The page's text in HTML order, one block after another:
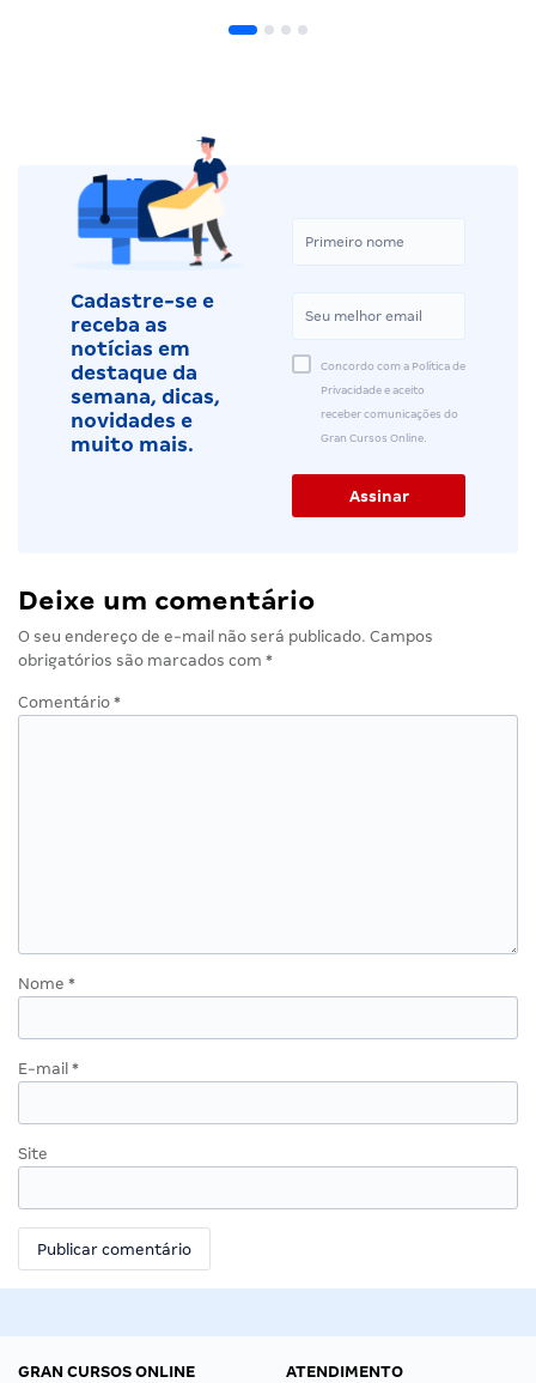
Cadastre-se e
receba as
notícias em
destaque da
semana, dicas,
novidades e
muito mais.
Concordo com a Política de
Privacidade e aceito
receber comunicações do
Gran Cursos Online.
Deixe um comentário
O seu endereço de e-mail não será publicado. Campos
obrigatórios são marcados com *
Comentário *
Nome *
E-mail *
Site
GRAN CURSOS ONLINE
ATENDIMENTO